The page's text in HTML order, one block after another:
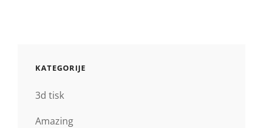
KATEGORIJE
3d tisk
Amazing